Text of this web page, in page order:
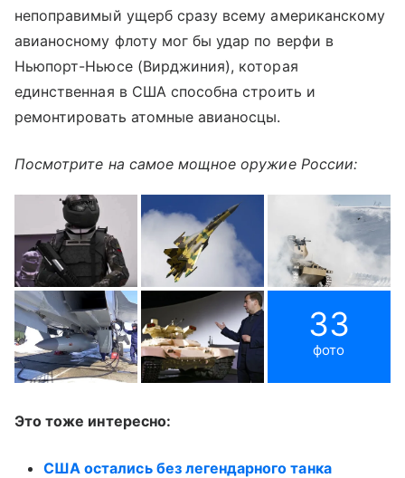
непоправимый ущерб сразу всему американскому
авианосному флоту мог бы удар по верфи в
Ньюпорт-Ньюсе (Вирджиния), которая
единственная в США способна строить и
ремонтировать атомные авианосцы.
Посмотрите на самое мощное оружие России:
33
фото
Это тоже интересно:
США остались без легендарного танка